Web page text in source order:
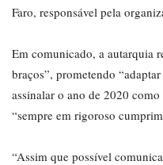
Faro, responsável pela
Em comunicado, a autarquia
braços”, prometendo
assinalar o ano de 2020
“sempre em rigoroso
“Assim que possível